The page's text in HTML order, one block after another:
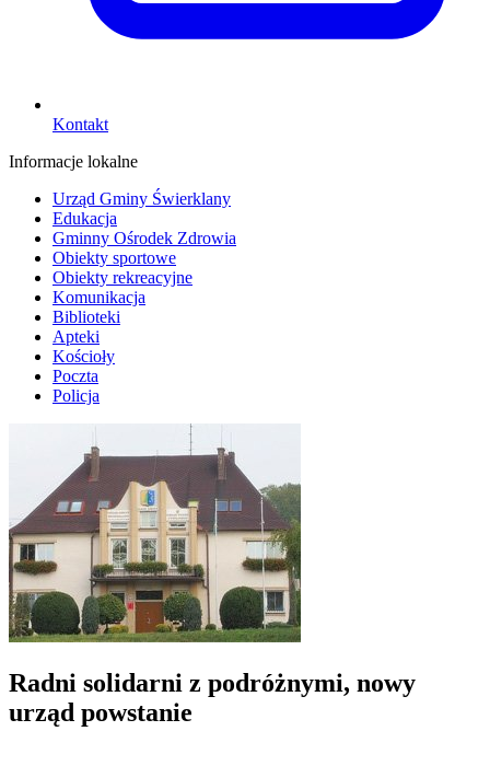
Kontakt
Informacje lokalne
Urząd Gminy Świerklany
Edukacja
Gminny Ośrodek Zdrowia
Obiekty sportowe
Obiekty rekreacyjne
Komunikacja
Biblioteki
Apteki
Kościoły
Poczta
Policja
Radni solidarni z podróżnymi, nowy
urząd powstanie